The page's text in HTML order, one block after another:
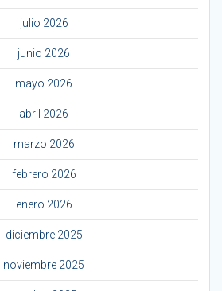
julio 2026
junio 2026
mayo 2026
abril 2026
marzo 2026
febrero 2026
enero 2026
diciembre 2025
noviembre 2025